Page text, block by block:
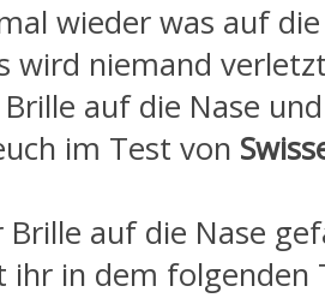
wieder was auf
wird niemand
auf die Nase
im Test von
auf die Nase
ihr in dem folgenden